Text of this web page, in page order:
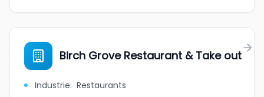
Birch Grove Restaurant & Take out
Industrie: Restaurants